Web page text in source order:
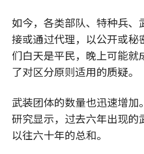
如今，各类部队、特种兵、
接或通过代理，以公开或秘
们白天是平民，晚上可能就
了对区分原则适用的质疑。
武装团体的数量也迅速增加
研究显示，过去六年出现的
以往六十年的总和。